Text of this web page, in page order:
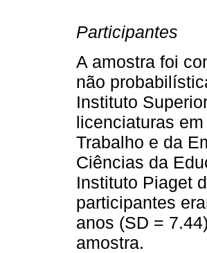
Participantes
A amostra foi
não
Instituto
licenciaturas
Trabalho e da
Ciências da
Instituto Piaget
participantes
anos (SD =
amostra.